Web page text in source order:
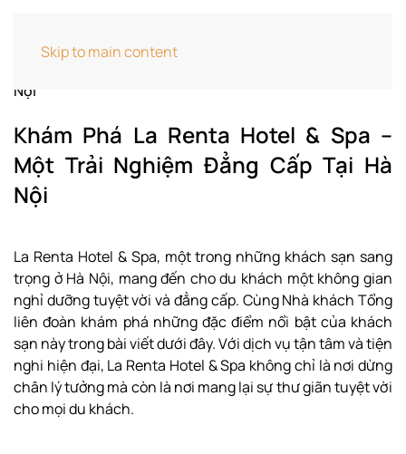
Skip to main content
Home Cẩm Nang Khách Sạn
Nội
Khám Phá La Renta Hotel & Spa –
Một Trải Nghiệm Đẳng Cấp Tại Hà
Nội
La Renta Hotel & Spa, một trong những khách sạn sang
trọng ở Hà Nội, mang đến cho du khách một không gian
nghỉ dưỡng tuyệt vời và đẳng cấp. Cùng Nhà khách Tổng
liên đoàn khám phá những đặc điểm nổi bật của khách
sạn này trong bài viết dưới đây. Với dịch vụ tận tâm và tiện
nghi hiện đại, La Renta Hotel & Spa không chỉ là nơi dừng
chân lý tưởng mà còn là nơi mang lại sự thư giãn tuyệt vời
cho mọi du khách.